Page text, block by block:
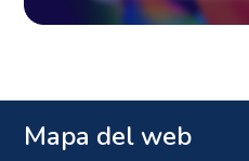
Mapa del web